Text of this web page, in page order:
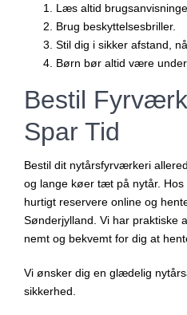
Læs altid
Brug beskyttelsesbriller.
Stil dig i sikker afstand,
Børn bør altid være under
Bestil
Spar Tid
Bestil dit nytårsfyrværkeri
og lange køer tæt på nytår. Hos
hurtigt reservere online og
Sønderjylland. Vi har praktiske
nemt og bekvemt for dig at
Vi ønsker dig en glædelig
sikkerhed.